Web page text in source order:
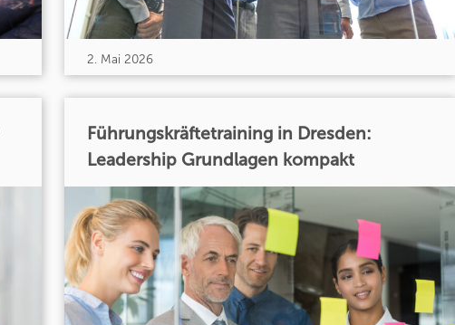
2. Mai 2026
Führungskräftetraining in Dresden:
Leadership Grundlagen kompakt